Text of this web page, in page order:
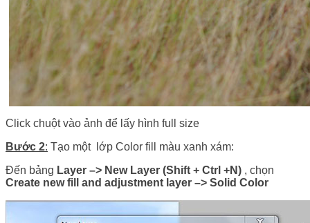
Click chuột vào ảnh để lấy hình full size
Bước 2: Tạo một lớp Color fill màu xanh xám:
Đến bảng Layer –> New Layer (Shift + Ctrl +N) , chọn
Create new fill and adjustment layer –> Solid Color